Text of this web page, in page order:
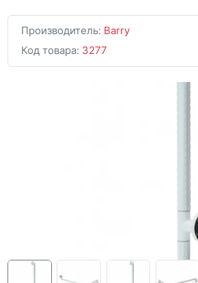
Производитель: Barry
Код товара: 3277